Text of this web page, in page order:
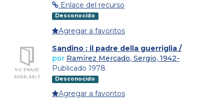
Enlace del recurso
Desconocido
Agregar a favoritos
Sandino : il padre della guerriglia /
por Ramírez Mercado, Sergio, 1942-
Publicado 1978
Desconocido
Agregar a favoritos